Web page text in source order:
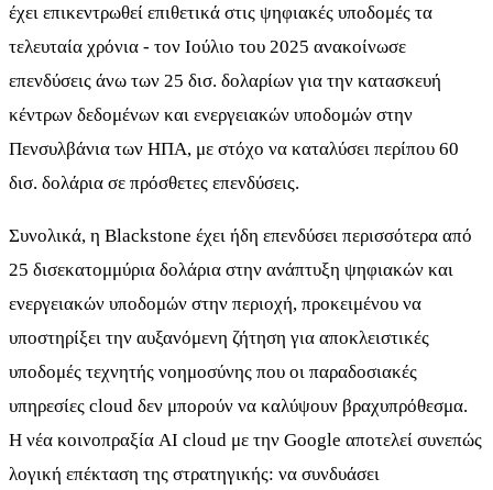
έχει επικεντρωθεί επιθετικά στις ψηφιακές υποδομές τα
τελευταία χρόνια - τον Ιούλιο του 2025 ανακοίνωσε
επενδύσεις άνω των 25 δισ. δολαρίων για την κατασκευή
κέντρων δεδομένων και ενεργειακών υποδομών στην
Πενσυλβάνια των ΗΠΑ, με στόχο να καταλύσει περίπου 60
δισ. δολάρια σε πρόσθετες επενδύσεις.
Συνολικά, η Blackstone έχει ήδη επενδύσει περισσότερα από
25 δισεκατομμύρια δολάρια στην ανάπτυξη ψηφιακών και
ενεργειακών υποδομών στην περιοχή, προκειμένου να
υποστηρίξει την αυξανόμενη ζήτηση για αποκλειστικές
υποδομές τεχνητής νοημοσύνης που οι παραδοσιακές
υπηρεσίες cloud δεν μπορούν να καλύψουν βραχυπρόθεσμα.
Η νέα κοινοπραξία AI cloud με την Google αποτελεί συνεπώς
λογική επέκταση της στρατηγικής: να συνδυάσει